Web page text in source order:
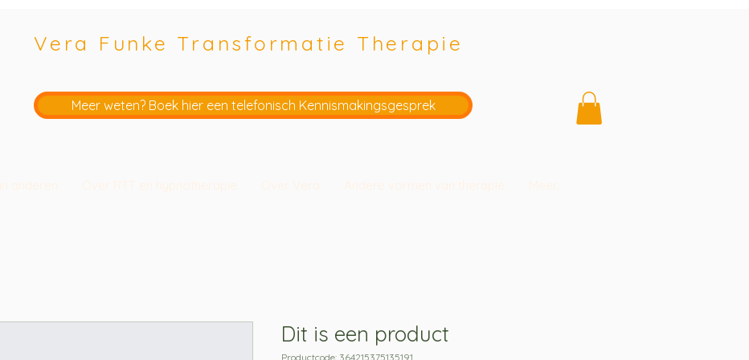
Vera Funke Transformatie Therapie
Meer weten? Boek hier een telefonisch Kennismakingsgesprek
anderen Over RTT en hypnotherapie Over Vera Andere vormen van therapie Meer...
Dit is een product
Productcode: 364215375135191